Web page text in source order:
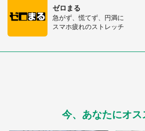
ゼロまる
急がず、慌てず、円満に
スマホ疲れのストレッチ
今、あなたにオス